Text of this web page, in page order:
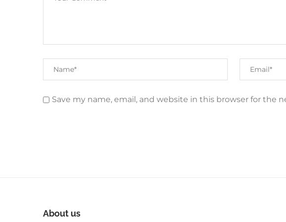
Save my name, email, and website in this browser for the
About us